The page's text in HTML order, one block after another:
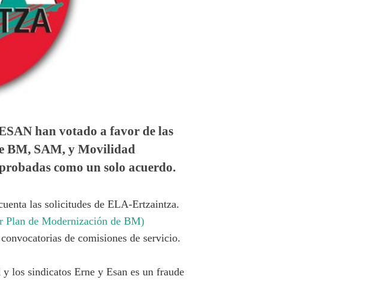
han votado a favor de las
BM, SAM, y Movilidad
como un solo acuerdo.
las solicitudes de ELA-Ertzaintza.
Plan de Modernización de BM)
de comisiones de servicio.
los sindicatos Erne y Esan es un fraude